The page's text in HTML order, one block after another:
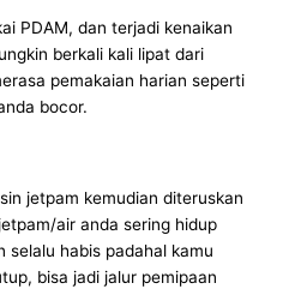
PDAM, dan terjadi kenaikan
berkali kali lipat dari
pemakaian harian seperti
bocor.
jetpam kemudian diteruskan
air anda sering hidup
selalu habis padahal kamu
bisa jadi jalur pemipaan